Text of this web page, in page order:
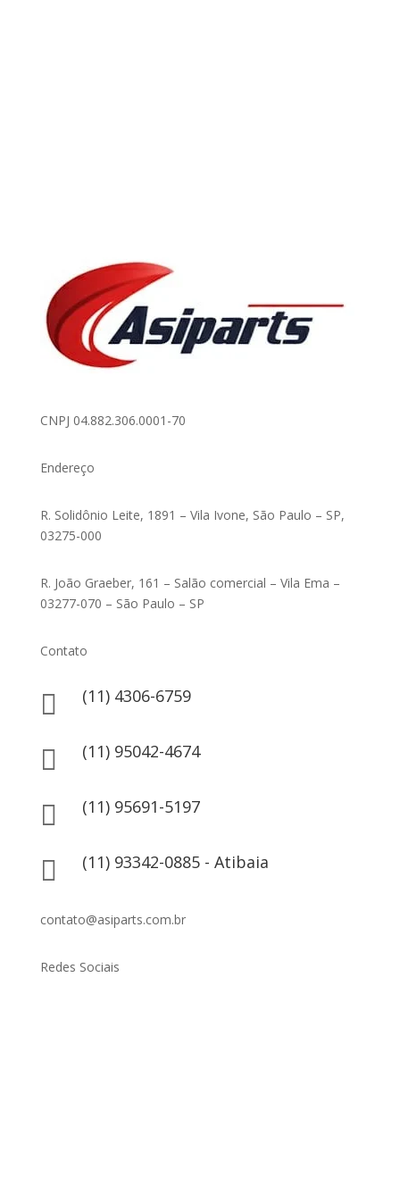
CNPJ 04.882.306.0001-70
Endereço
R. Solidônio Leite, 1891 – Vila Ivone, São Paulo – SP,
03275-000
R. João Graeber, 161 – Salão comercial – Vila Ema –
03277-070 – São Paulo – SP
Contato
 (11) 4306-6759
 (11) 95042-4674
 (11) 95691-5197
 (11) 93342-0885 - Atibaia
contato@asiparts.com.br
Redes Sociais